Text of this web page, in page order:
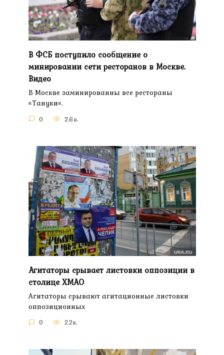
В ФСБ поступило сообщение о
минировании сети ресторанов в Москве.
Видео
В Москве заминированны все рестораны
«Тануки».
0 2.6к.
Агитаторы срывает листовки оппозиции в
столице ХМАО
Агитаторы срывают агитационные листовки
оппозиционных
0 2.2к.